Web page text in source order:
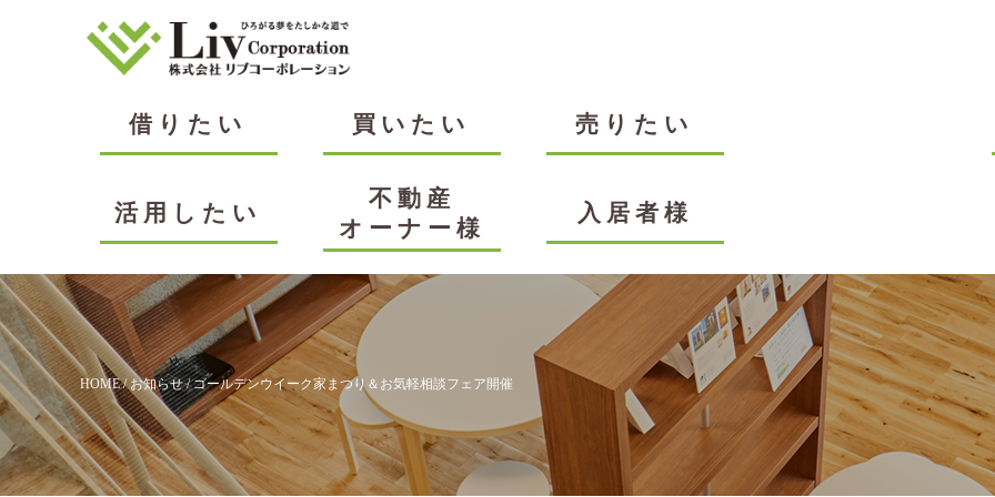
借りたい 買いたい 売りたい
活用したい
不動産
オーナー様
入居者様
HOME/お知らせ/ ゴールデンウイーク家まつり＆お気軽相談フェア開催